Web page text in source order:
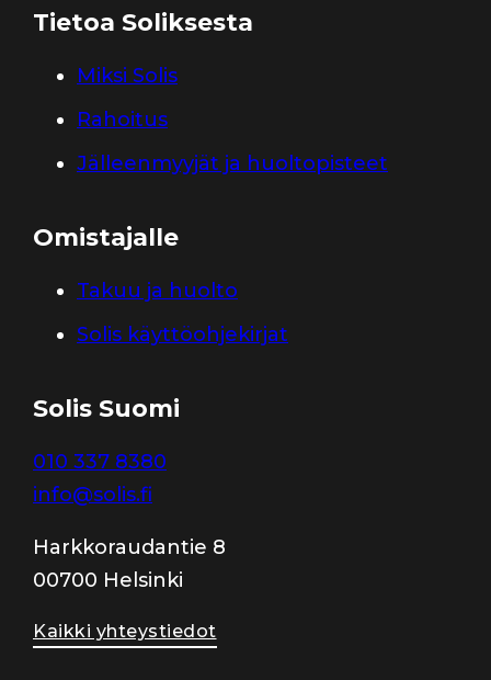
Tietoa Soliksesta
Miksi Solis
Rahoitus
Jälleenmyyjät ja huoltopisteet
Omistajalle
Takuu ja huolto
Solis käyttöohjekirjat
Solis Suomi
010 337 8380
info@solis.fi
Harkkoraudantie 8
00700 Helsinki
Kaikki yhteystiedot